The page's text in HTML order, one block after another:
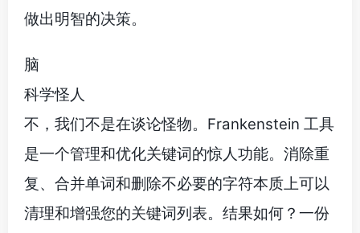
做出明智的决策。
脑
科学怪人
不，我们不是在谈论怪物。Frankenstein 工具
是一个管理和优化关键词的惊人功能。消除重
复、合并单词和删除不必要的字符本质上可以
清理和增强您的关键词列表。结果如何？一份